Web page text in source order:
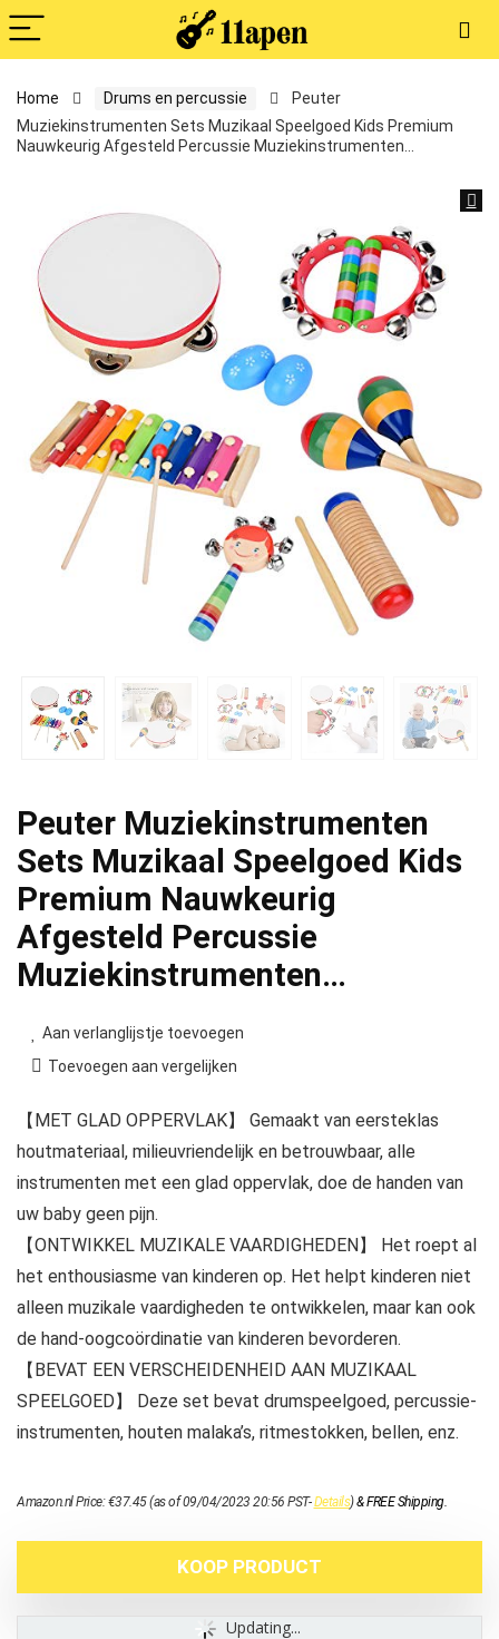
Home Drums en percussie
Peuter
Muziekinstrumenten Sets Muzikaal Speelgoed Kids Premium
Nauwkeurig Afgesteld Percussie Muziekinstrumenten…
Peuter Muziekinstrumenten
Sets Muzikaal Speelgoed Kids
Premium Nauwkeurig
Afgesteld Percussie
Muziekinstrumenten…
Aan verlanglijstje toevoegen
Toevoegen aan vergelijken
【MET GLAD OPPERVLAK】 Gemaakt van eersteklas
houtmateriaal, milieuvriendelijk en betrouwbaar, alle
instrumenten met een glad oppervlak, doe de handen van
uw baby geen pijn.
【ONTWIKKEL MUZIKALE VAARDIGHEDEN】 Het roept al
het enthousiasme van kinderen op. Het helpt kinderen niet
alleen muzikale vaardigheden te ontwikkelen, maar kan ook
de hand-oogcoördinatie van kinderen bevorderen.
【BEVAT EEN VERSCHEIDENHEID AAN MUZIKAAL
SPEELGOED】 Deze set bevat drumspeelgoed, percussie-
instrumenten, houten malaka’s, ritmestokken, bellen, enz.
Amazon.nl Price:€37.45(as of 09/04/2023 20:56 PST-Details)&FREE Shipping.
KOOP PRODUCT
Updating...